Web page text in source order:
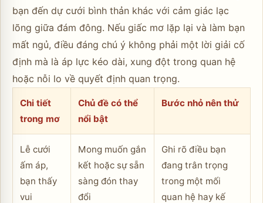
bạn đến dự cưới bình thản khác với cảm giác lạc
lõng giữa đám đông. Nếu giấc mơ lặp lại và làm bạn
mất ngủ, điều đáng chú ý không phải một lời giải cố
định mà là áp lực kéo dài, xung đột trong quan hệ
hoặc nỗi lo về quyết định quan trọng.
Chi tiết
trong mơ
Chủ đề có thể
nổi bật
Bước nhỏ nên thử
Lễ cưới
ấm áp,
bạn thấy
vui
Mong muốn gắn
kết hoặc sự sẵn
sàng đón thay
đổi
Ghi rõ điều bạn
đang trân trọng
trong một mối
quan hệ hay kế